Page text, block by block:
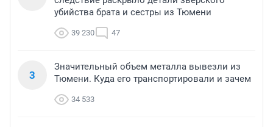
убийства брата и сестры из Тюмени
39 230 47
3
Значительный объем металла вывезли из
Тюмени. Куда его транспортировали и зачем
34 533